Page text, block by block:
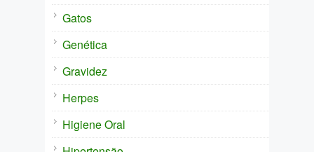
Gatos
Genética
Gravidez
Herpes
Higiene Oral